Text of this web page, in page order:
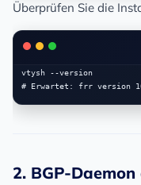
Überprüfen Sie die
vtysh --version
2. BGP-